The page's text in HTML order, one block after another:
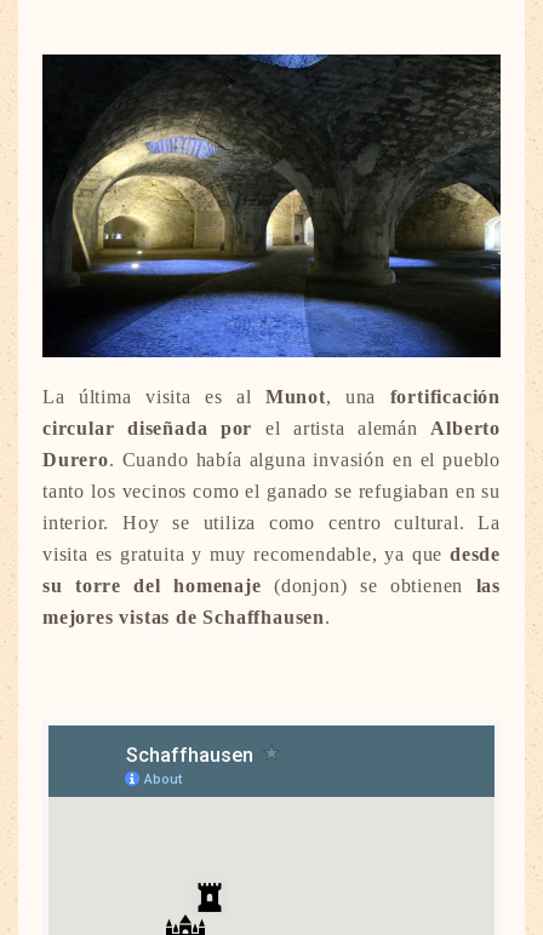
La última visita es al Munot, una fortificación
circular diseñada por el artista alemánAlberto
Durero. Cuando había alguna invasión en el pueblo
tanto los vecinos como el ganado se refugiaban en su
interior. Hoy se utiliza como centro cultural. La
visita es gratuita y muy recomendable, ya que desde
su torre del homenaje (donjon) se obtienen las
mejores vistas de Schaffhausen.